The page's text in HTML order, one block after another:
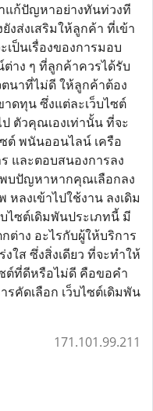
แก้ปัญหาอย่างทันท่วงที
ส่งเสริมให้ลูกค้า ที่เข้า
เป็นเรื่องของการมอบ
าง ๆ ที่ลูกค้าควรได้รับ
นาที่ไม่ดี ให้ลูกค้าต้อง
ดทุน ซึ่งแต่ละเว็บไซต์
ตัวคุณเองเท่านั้น ที่จะ
ต์ พนันออนไลน์ เครือ
และตอบสนองการลง
บปัญหาหากคุณเลือกลง
ลงเข้าไปใช้งาน ลงเดิม
ไซต์เดิมพันประเภทนี้ มี
าง อะไรกับผู้ให้บริการ
ใส ซึ่งสิ่งเดียว ที่จะทำให้
ต์ที่ดีหรือไม่ดี คือขอคำ
คัดเลือก เว็บไซต์เดิมพัน
171.101.99.211